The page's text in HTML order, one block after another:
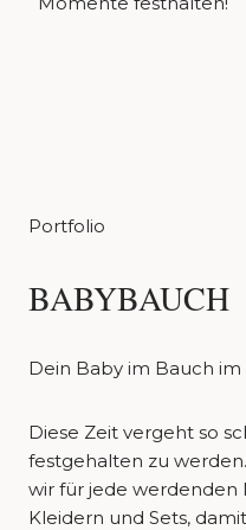
Portfolio
BABYBAUCH
Dein Baby im Bauch im
Diese Zeit vergeht so
festgehalten zu
wir für jede werdenden
Kleidern und Sets,